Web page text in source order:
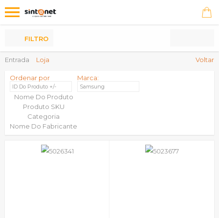
Produtos
Entrada Loja Voltar
FILTRO
Ordenar por
ID Do Produto +/-
Nome Do Produto
Produto SKU
Categoria
Nome Do Fabricante
Marca:
Samsung